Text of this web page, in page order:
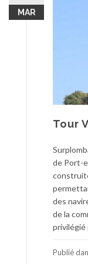
MAR
Tour
de Port-
des
de la
privilégié
Publié